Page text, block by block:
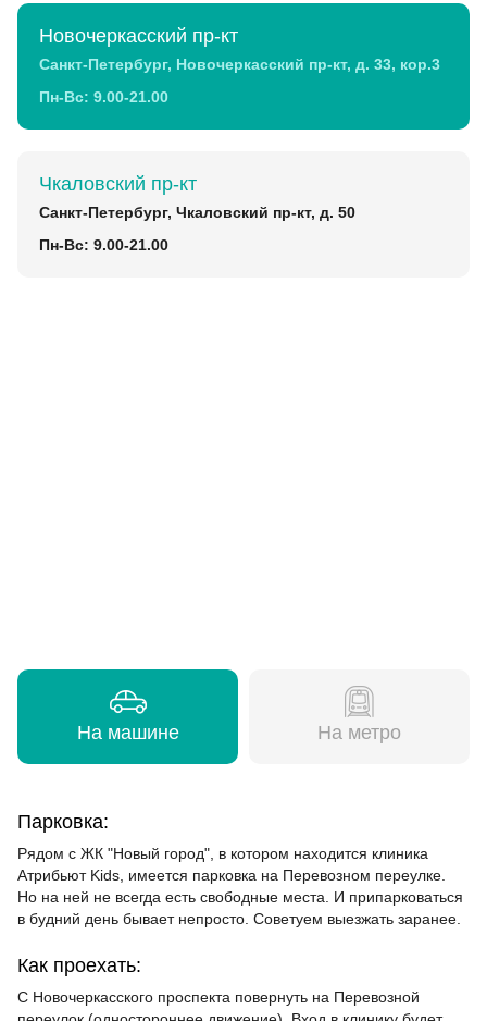
Новочеркасский пр-кт
Санкт-Петербург, Новочеркасский пр-кт, д. 33, кор.3
Пн-Вс: 9.00-21.00
Чкаловский пр-кт
Санкт-Петербург, Чкаловский пр-кт, д. 50
Пн-Вс: 9.00-21.00
На машине На метро
Парковка:
Рядом с ЖК "Новый город", в котором находится клиника
Атрибьют Kids, имеется парковка на Перевозном переулке.
Но на ней не всегда есть свободные места. И припарковаться
в будний день бывает непросто. Советуем выезжать заранее.
Как проехать:
С Новочеркасского проспекта повернуть на Перевозной